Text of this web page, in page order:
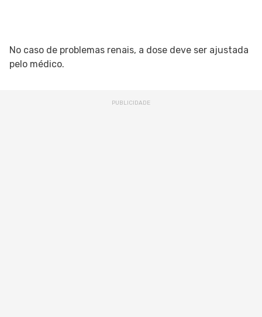
No caso de problemas renais, a dose deve ser ajustada
pelo médico.